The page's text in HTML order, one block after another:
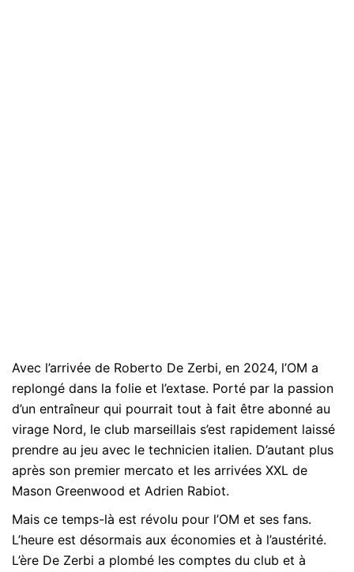
Avec l’arrivée de Roberto De Zerbi, en 2024, l’OM a
replongé dans la folie et l’extase. Porté par la passion
d’un entraîneur qui pourrait tout à fait être abonné au
virage Nord, le club marseillais s’est rapidement laissé
prendre au jeu avec le technicien italien. D’autant plus
après son premier mercato et les arrivées XXL de
Mason Greenwood et Adrien Rabiot.
Mais ce temps-là est révolu pour l’OM et ses fans.
L’heure est désormais aux économies et à l’austérité.
L’ère De Zerbi a plombé les comptes du club et à